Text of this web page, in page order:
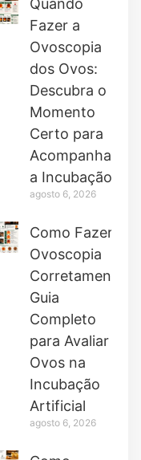
Quando
Fazer a
Ovoscopia
dos Ovos:
Descubra o
Momento
Certo para
Acompanhar
a Incubação
agosto 6, 2026
Como Fazer
Ovoscopia
Corretamente:
Guia
Completo
para Avaliar
Ovos na
Incubação
Artificial
agosto 6, 2026